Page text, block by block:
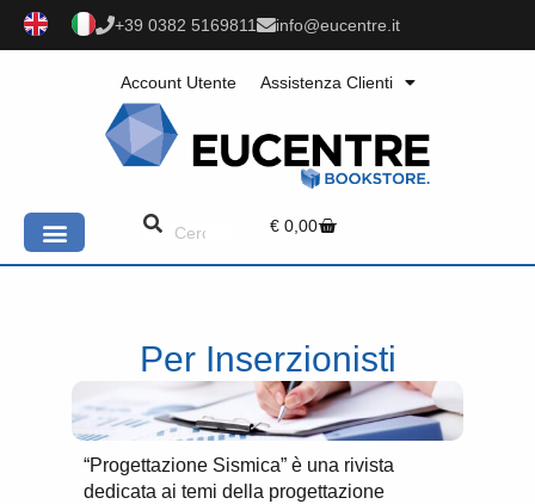
+39 0382 5169811 info@eucentre.it
Account Utente Assistenza Clienti
€ 0,00
Per Inserzionisti
“Progettazione Sismica” è una rivista
dedicata ai temi della progettazione